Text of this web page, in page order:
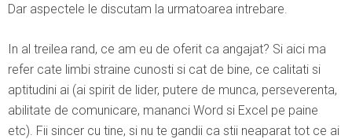
Dar aspectele le discutam la urmatoarea intrebare.
In al treilea rand, ce am eu de oferit ca angajat? Si aici ma
refer cate limbi straine cunosti si cat de bine, ce calitati si
aptitudini ai (ai spirit de lider, putere de munca, perseverenta,
abilitate de comunicare, mananci Word si Excel pe paine
etc). Fii sincer cu tine, si nu te gandii ca stii neaparat tot ce ai